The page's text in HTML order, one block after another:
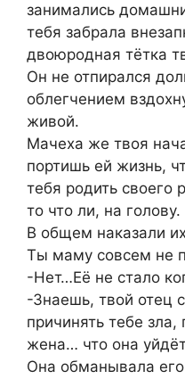
занимались
тебя забрала
двоюродная тётка
Он не отпирался
облегчением
живой.
Мачеха же твоя
портишь ей жизнь,
тебя родить своего
то что ли, на голову.
В общем наказали
Ты маму совсем не
-Нет…Её не стало
-Знаешь, твой отец
причинять тебе зла,
жена… что она
Она обманывала